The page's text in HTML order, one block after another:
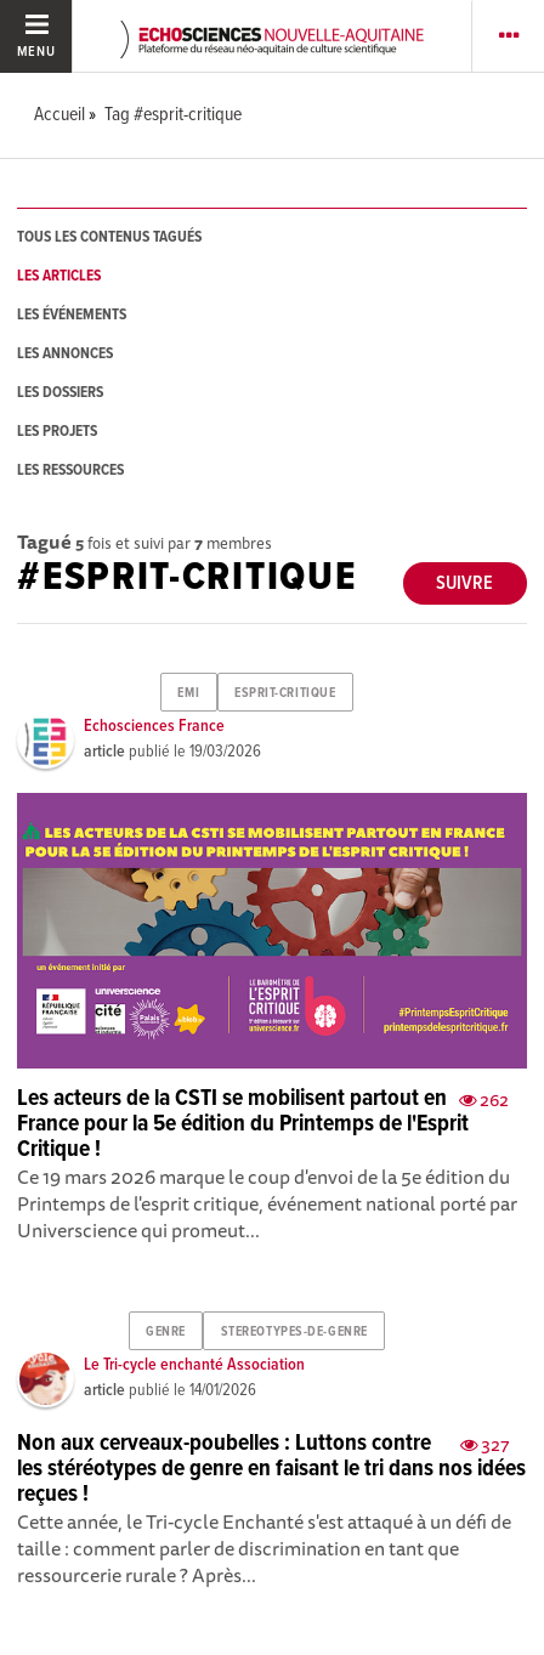
MENU
Accueil Tag #esprit-critique
TOUS LES CONTENUS TAGUÉS
LES ARTICLES
LES ÉVÉNEMENTS
LES ANNONCES
LES DOSSIERS
LES PROJETS
LES RESSOURCES
Tagué 5fois et suivi par7 membres
SUIVRE
#ESPRIT-CRITIQUE
EMI ESPRIT-CRITIQUE
Echosciences France
article publié le19/03/2026
262
Les acteurs de la CSTI se mobilisent partout en
France pour la 5e édition du Printemps de l'Esprit
Critique !
Ce 19 mars 2026 marque le coup d'envoi de la 5e édition du
Printemps de l'esprit critique, événement national porté par
Universcience qui promeut...
GENRE STEREOTYPES-DE-GENRE
Le Tri-cycle enchanté Association
article publié le14/01/2026
327
Non aux cerveaux-poubelles : Luttons contre
les stéréotypes de genre en faisant le tri dans nos idées
reçues !
Cette année, le Tri-cycle Enchanté s'est attaqué à un défi de
taille : comment parler de discrimination en tant que
ressourcerie rurale ? Après...